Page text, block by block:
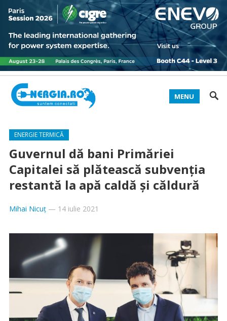
MENU
ENERGIE TERMICĂ
Guvernul dă bani Primăriei
Capitalei să plătească subvenția
restantă la apă caldă și căldură
Mihai Nicuț— 14 iulie 2021